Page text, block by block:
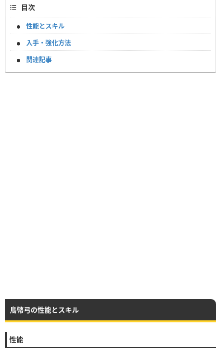
目次
性能とスキル
入手・強化方法
関連記事
鳥幣弓の性能とスキル
性能